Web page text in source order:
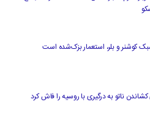
کوشنر و بلر، استعمار بزک‌شده است
ناتو به درگیری با روسیه را فاش کرد